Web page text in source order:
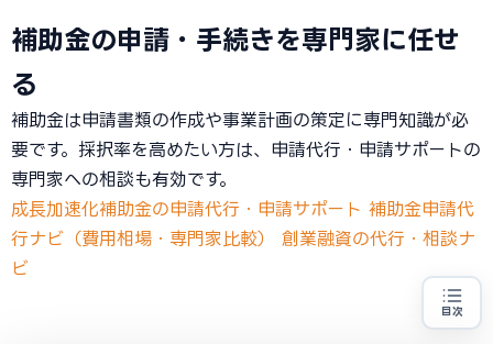
補助金の申請・手続きを専門家に任せ
る
補助金は申請書類の作成や事業計画の策定に専門知識が必
要です。採択率を高めたい方は、申請代行・申請サポートの
専門家への相談も有効です。
成長加速化補助金の申請代行・申請サポート 補助金申請代
行ナビ（費用相場・専門家比較）
創業融資の代行・相談ナ
ビ
目次